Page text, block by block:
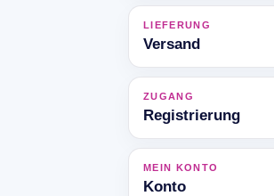
LIEFERUNG
Versand
ZUGANG
Registrierung
MEIN KONTO
Konto